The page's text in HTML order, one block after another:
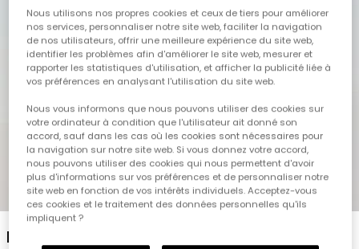
1 2 3 4 5
Bermuda en coton couleur rouille
Nous utilisons nos propres cookies et ceux de tiers pour améliorer
nos services, personnaliser notre site web, faciliter la navigation
de nos utilisateurs, offrir une meilleure expérience du site web,
identifier les problèmes afin d'améliorer le site web, mesurer et
rapporter les statistiques d'utilisation, et afficher la publicité liée à
vos préférences en analysant l'utilisation du site web.
Nous vous informons que nous pouvons utiliser des cookies sur
votre ordinateur à condition que l'utilisateur ait donné son
accord, sauf dans les cas où les cookies sont nécessaires pour
la navigation sur notre site web. Si vous donnez votre accord,
nous pouvons utiliser des cookies qui nous permettent d'avoir
plus d'informations sur vos préférences et de personnaliser notre
site web en fonction de vos intérêts individuels. Acceptez-vous
ces cookies et le traitement des données personnelles qu'ils
impliquent ?